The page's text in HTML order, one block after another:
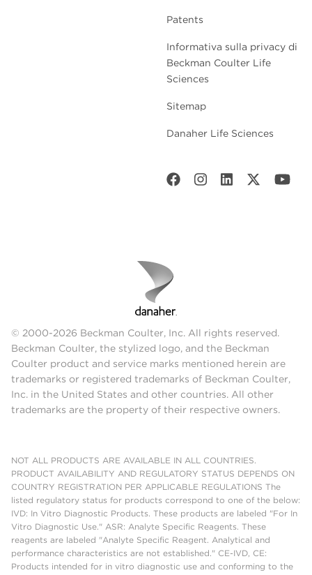
Patents
Informativa sulla privacy di
Beckman Coulter Life
Sciences
Sitemap
Danaher Life Sciences
© 2000-2026 Beckman Coulter, Inc. All rights reserved.
Beckman Coulter, the stylized logo, and the Beckman
Coulter product and service marks mentioned herein are
trademarks or registered trademarks of Beckman Coulter,
Inc. in the United States and other countries. All other
trademarks are the property of their respective owners.
NOT ALL PRODUCTS ARE AVAILABLE IN ALL COUNTRIES.
PRODUCT AVAILABILITY AND REGULATORY STATUS DEPENDS ON
COUNTRY REGISTRATION PER APPLICABLE REGULATIONS The
listed regulatory status for products correspond to one of the below:
IVD: In Vitro Diagnostic Products. These products are labeled "For In
Vitro Diagnostic Use." ASR: Analyte Specific Reagents. These
reagents are labeled "Analyte Specific Reagent. Analytical and
performance characteristics are not established." CE-IVD, CE:
Products intended for in vitro diagnostic use and conforming to the